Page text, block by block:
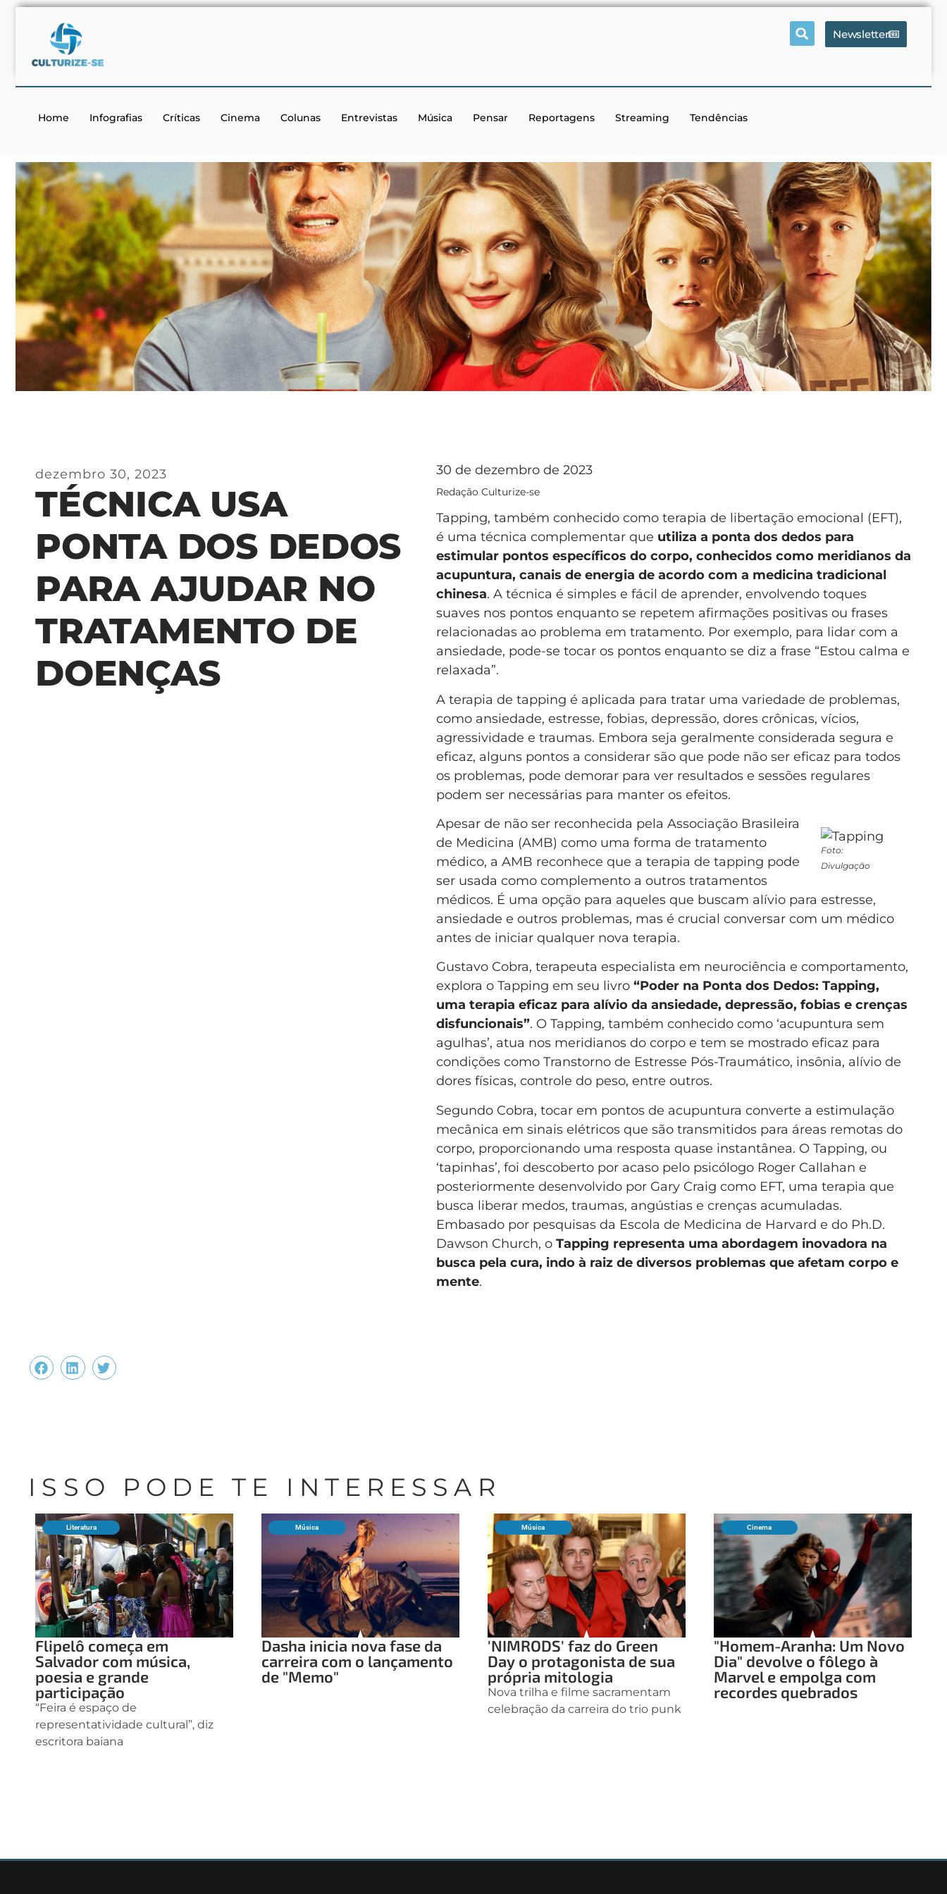
Newsletter
Home Infografias Críticas Cinema Colunas Entrevistas Música Pensar Reportagens Streaming Tendências
dezembro 30, 2023
TÉCNICA USA
PONTA DOS DEDOS
PARA AJUDAR NO
TRATAMENTO DE
DOENÇAS
30 de dezembro de 2023
Redação Culturize-se
Tapping, também conhecido como terapia de libertação emocional (EFT),
é uma técnica complementar que utiliza a ponta dos dedos para
estimular pontos específicos do corpo, conhecidos como meridianos da
acupuntura, canais de energia de acordo com a medicina tradicional
chinesa. A técnica é simples e fácil de aprender, envolvendo toques
suaves nos pontos enquanto se repetem afirmações positivas ou frases
relacionadas ao problema em tratamento. Por exemplo, para lidar com a
ansiedade, pode-se tocar os pontos enquanto se diz a frase “Estou calma e
relaxada”.
A terapia de tapping é aplicada para tratar uma variedade de problemas,
como ansiedade, estresse, fobias, depressão, dores crônicas, vícios,
agressividade e traumas. Embora seja geralmente considerada segura e
eficaz, alguns pontos a considerar são que pode não ser eficaz para todos
os problemas, pode demorar para ver resultados e sessões regulares
podem ser necessárias para manter os efeitos.
Foto:
Divulgação
Apesar de não ser reconhecida pela Associação Brasileira
de Medicina (AMB) como uma forma de tratamento
médico, a AMB reconhece que a terapia de tapping pode
ser usada como complemento a outros tratamentos
médicos. É uma opção para aqueles que buscam alívio para estresse,
ansiedade e outros problemas, mas é crucial conversar com um médico
antes de iniciar qualquer nova terapia.
Gustavo Cobra, terapeuta especialista em neurociência e comportamento,
explora o Tapping em seu livro “Poder na Ponta dos Dedos: Tapping,
uma terapia eficaz para alívio da ansiedade, depressão, fobias e crenças
disfuncionais”. O Tapping, também conhecido como ‘acupuntura sem
agulhas’, atua nos meridianos do corpo e tem se mostrado eficaz para
condições como Transtorno de Estresse Pós-Traumático, insônia, alívio de
dores físicas, controle do peso, entre outros.
Segundo Cobra, tocar em pontos de acupuntura converte a estimulação
mecânica em sinais elétricos que são transmitidos para áreas remotas do
corpo, proporcionando uma resposta quase instantânea. O Tapping, ou
‘tapinhas’, foi descoberto por acaso pelo psicólogo Roger Callahan e
posteriormente desenvolvido por Gary Craig como EFT, uma terapia que
busca liberar medos, traumas, angústias e crenças acumuladas.
Embasado por pesquisas da Escola de Medicina de Harvard e do Ph.D.
Dawson Church, o Tapping representa uma abordagem inovadora na
busca pela cura, indo à raiz de diversos problemas que afetam corpo e
mente.
ISSO PODE TE INTERESSAR
Literatura
Flipelô começa em
Salvador com música,
poesia e grande
participação
“Feira é espaço de
representatividade cultural”, diz
escritora baiana
Música
Dasha inicia nova fase da
carreira com o lançamento
de "Memo"
Música
'NIMRODS' faz do Green
Day o protagonista de sua
própria mitologia
Nova trilha e filme sacramentam
celebração da carreira do trio punk
Cinema
"Homem-Aranha: Um Novo
Dia" devolve o fôlego à
Marvel e empolga com
recordes quebrados